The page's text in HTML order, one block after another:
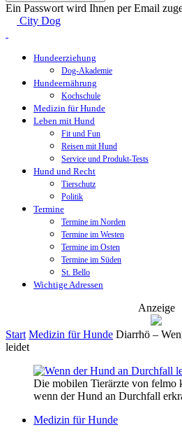
Ein Passwort wird Ihnen per Email
City Dog
Hundeerziehung
Dog-Akademie
Hundeernährung
Kochschule
Medizin für Hunde
Leben mit Hund
Fit und Fun
Reisen mit Hund
Service und Produkt-Tests
Hund und Recht
Tierschutz
Politik
Termine
Termine im Norden
Termine im Westen
Termine im Osten
Termine im Süden
St. Bello
Wichtige Adressen
Anzeige
Start Medizin für Hunde Diarrhö –
leidet
Die mobilen Tierärzte von felmo
wenn der Hund an Durchfall
Medizin für Hunde